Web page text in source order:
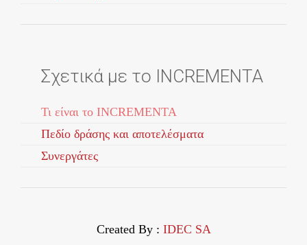
Σχετικά με το INCREMENTA
Τι είναι το INCREMENTA
Πεδίο δράσης και αποτελέσματα
Συνεργάτες
Created By : IDEC SA